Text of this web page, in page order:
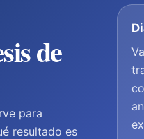
de
para
resultado es